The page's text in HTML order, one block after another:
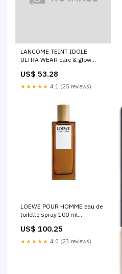
LANCOME TEINT IDOLE
ULTRA WEAR care & glow
enfants
US$ 53.28
★★★★★ 4.1 (25 reviews)
LOEWE POUR HOMME eau de
toilette spray 100 ml
capillaire
US$ 100.25
★★★★★ 4.0 (23 reviews)